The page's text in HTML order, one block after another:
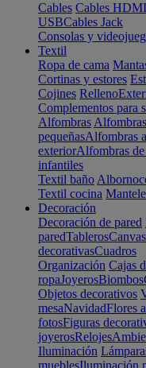
Cables Cables HDMI
USBCables Jack
Consolas y
Textil
Ropa de cama
Cortinas y estores
Cojines Relleno
Complementos para
Alfombras
pequeñasAlfombras
exteriorAlfombras
infantiles
Textil baño
Textil cocina
Decoración
Decoración de pared
paredTablerosCanvas
decorativasCuadros
Organización Cajas
ropaJoyerosBiombos
Objetos decorativos
mesaNavidadFlores
fotosFiguras
joyerosRelojes
Iluminación
mueblesIluminación